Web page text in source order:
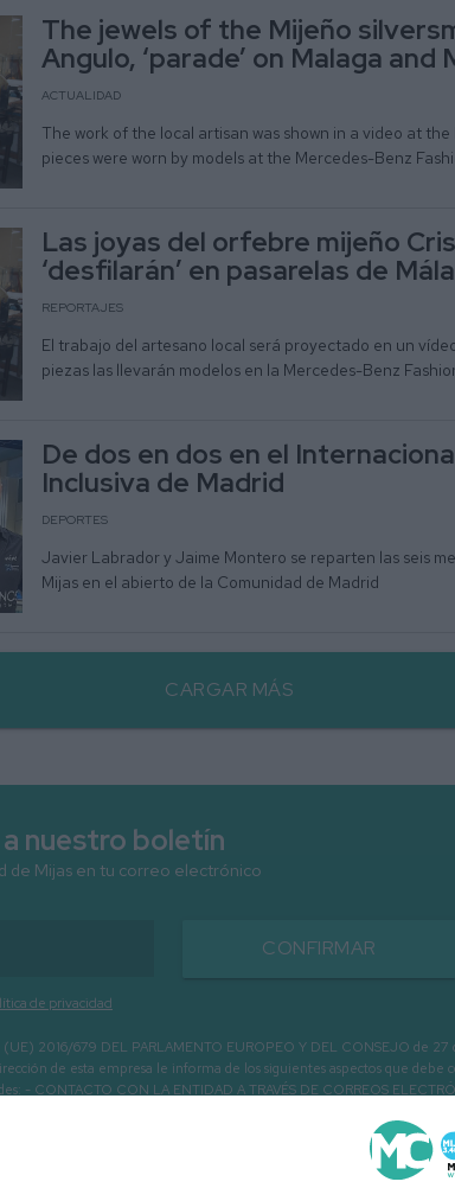
The jewels of the Mijeño
Angulo, ‘parade’ on Malaga and
ACTUALIDAD
The work of the local artisan was shown in a video at the
pieces were worn by models at the Mercedes-Benz
Las joyas del orfebre mijeño
‘desfilarán’ en pasarelas de
REPORTAJES
El trabajo del artesano local será proyectado en un
piezas las llevarán modelos en la Mercedes-Benz
De dos en dos en el
Inclusiva de Madrid
DEPORTES
Javier Labrador y Jaime Montero se reparten las seis
Mijas en el abierto de la Comunidad de Madrid
CARGAR MÁS
nuestro boletín
de Mijas en tu correo electrónico
CONFIRMAR
de privacidad
2016/679 DEL PARLAMENTO EUROPEO Y DEL CONSEJO de
de esta empresa le informa de los siguientes aspectos que
- CONTACTO CON LA ENTIDAD A TRAVÉS DE CORREOS